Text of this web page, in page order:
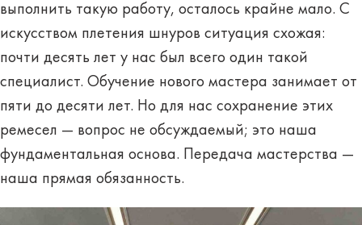
выполнить такую ​​работу, осталось крайне мало. С
искусством плетения шнуров ситуация схожая:
почти десять лет у нас был всего один такой
специалист. Обучение нового мастера занимает от
пяти до десяти лет. Но для нас сохранение этих
ремесел — вопрос не обсуждаемый; это наша
фундаментальная основа. Передача мастерства —
наша прямая обязанность.